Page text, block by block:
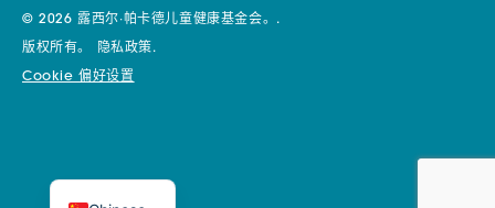
© 2026 露西尔·帕卡德儿童健康基金会。.
版权所有。 隐私政策.
Cookie 偏好设置